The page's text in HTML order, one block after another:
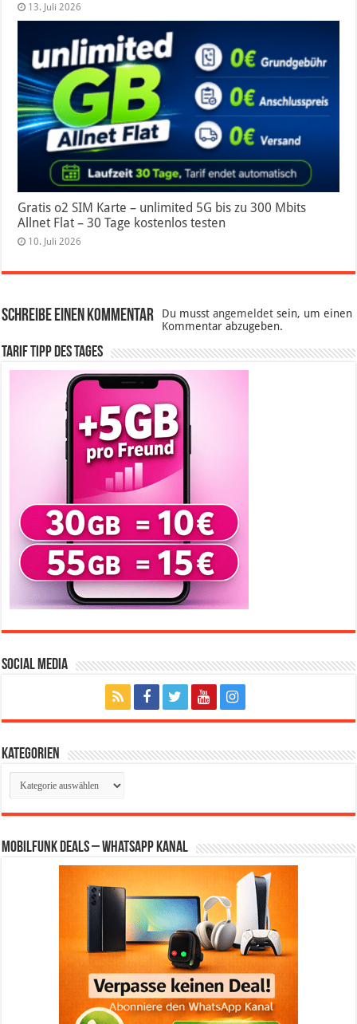
13. Juli 2026
Gratis o2 SIM Karte – unlimited 5G bis zu 300 Mbits
Allnet Flat – 30 Tage kostenlos testen
10. Juli 2026
Schreibe einen Kommentar Du musstangemeldet sein, um einen
Kommentar abzugeben.
Tarif Tipp des Tages
Social Media
Kategorien
Kategorien
Mobilfunk Deals – WhatsApp Kanal